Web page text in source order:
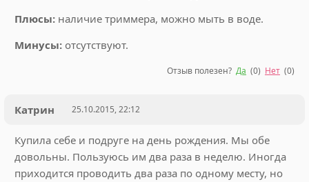
Плюсы: наличие триммера, можно мыть в воде.
Минусы: отсутствуют.
Отзыв полезен? Да (0) Нет (0)
Катрин 25.10.2015, 22:12
Купила себе и подруге на день рождения. Мы обе
довольны. Пользуюсь им два раза в неделю. Иногда
приходится проводить два раза по одному месту, но